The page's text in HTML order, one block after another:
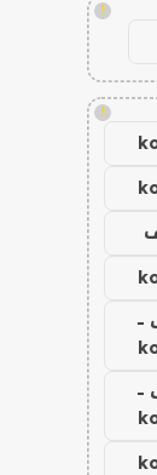
!
!
-
-